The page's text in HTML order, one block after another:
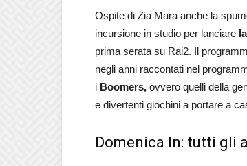
Ospite di Zia Mara anche la
incursione in studio per lanciare
prima serata su Rai2. Il
negli anni raccontati nel
i Boomers, ovvero quelli della
e divertenti giochini a portare a
Domenica In: tutti gli